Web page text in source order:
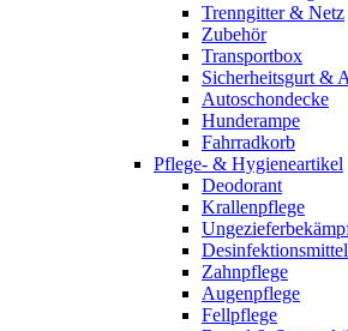
Trenngitter & Netz
Zubehör
Transportbox
Sicherheitsgurt &
Autoschondecke
Hunderampe
Fahrradkorb
Pflege- & Hygieneartikel
Deodorant
Krallenpflege
Desinfektionsmittel
Zahnpflege
Augenpflege
Fellpflege